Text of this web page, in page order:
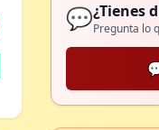
💬¿Tienes
Pregunta lo